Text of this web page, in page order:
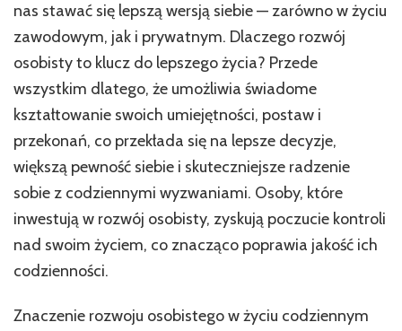
nas stawać się lepszą wersją siebie — zarówno w życiu
zawodowym, jak i prywatnym. Dlaczego rozwój
osobisty to klucz do lepszego życia? Przede
wszystkim dlatego, że umożliwia świadome
kształtowanie swoich umiejętności, postaw i
przekonań, co przekłada się na lepsze decyzje,
większą pewność siebie i skuteczniejsze radzenie
sobie z codziennymi wyzwaniami. Osoby, które
inwestują w rozwój osobisty, zyskują poczucie kontroli
nad swoim życiem, co znacząco poprawia jakość ich
codzienności.
Znaczenie rozwoju osobistego w życiu codziennym